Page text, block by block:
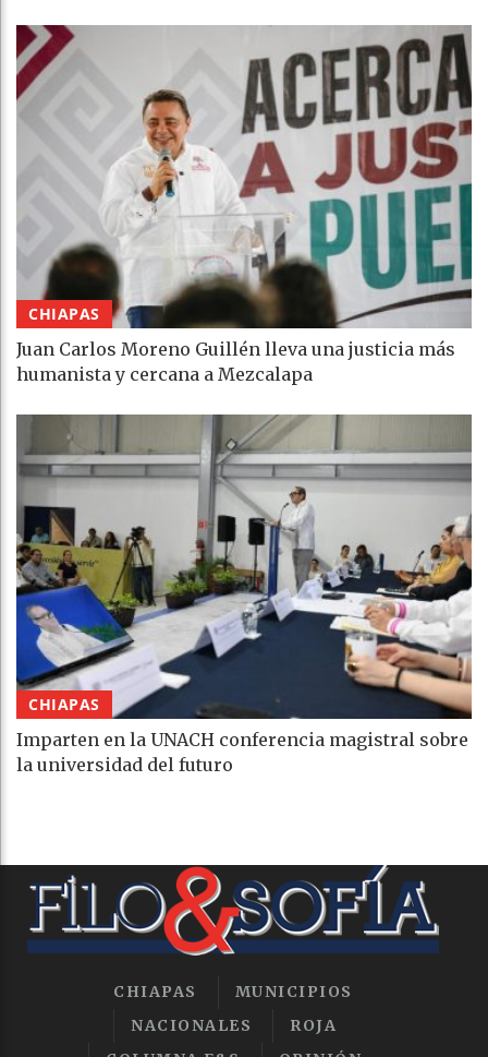
CHIAPAS
Juan Carlos Moreno Guillén lleva una justicia más
humanista y cercana a Mezcalapa
CHIAPAS
Imparten en la UNACH conferencia magistral sobre
la universidad del futuro
CHIAPAS
MUNICIPIOS
NACIONALES
ROJA